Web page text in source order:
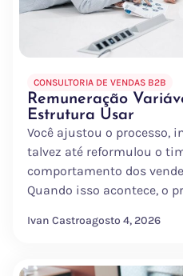
CONSULTORIA DE VENDAS B2B
Remuneração
Estrutura Usar
Você ajustou o processo,
talvez até reformulou o
comportamento dos
Quando isso acontece, o
Ivan Castroagosto 4, 2026